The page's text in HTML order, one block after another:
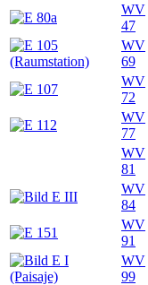
WV
47
WV
69
WV
72
WV
77
WV
81
WV
84
WV
91
WV
99